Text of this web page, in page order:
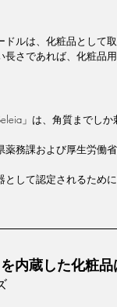
ルは、化粧品として取
さであれば、化粧品
」は、角質までし
務課および厚生労働
して認定されるため
内蔵した化粧